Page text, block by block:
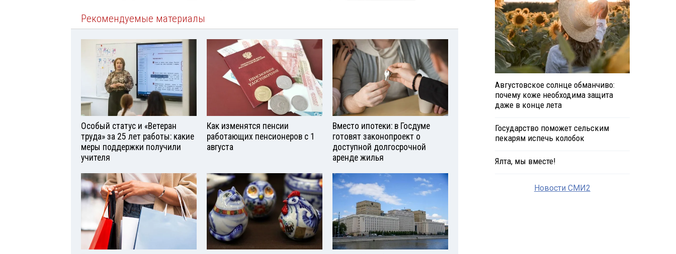
Рекомендуемые материалы
Особый статус и «Ветеран
труда» за 25 лет работы: какие
меры поддержки получили
учителя
Как изменятся пенсии
работающих пенсионеров с 1
августа
Вместо ипотеки: в Госдуме
готовят законопроект о
доступной долгосрочной
аренде жилья
Августовское солнце обманчиво:
почему коже необходима защита
даже в конце лета
Государство поможет сельским
пекарям испечь колобок
Ялта, мы вместе!
Новости СМИ2